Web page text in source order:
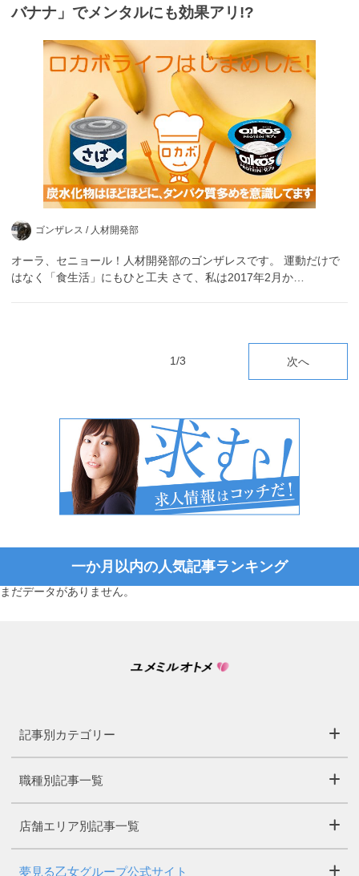
バナナ」でメンタルにも効果アリ!?
ゴンザレス / 人材開発部
オーラ、セニョール！人材開発部のゴンザレスです。 運動だけで
はなく「食生活」にもひと工夫 さて、私は2017年2月か…
1/3 次へ
一か月以内の人気記事ランキング
まだデータがありません。
記事別カテゴリー
職種別記事一覧
店舗エリア別記事一覧
夢見る乙女グループ公式サイト